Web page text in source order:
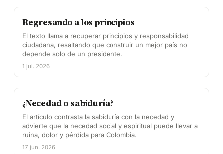
Regresando a los principios
El texto llama a recuperar principios y responsabilidad
ciudadana, resaltando que construir un mejor país no
depende solo de un presidente.
1 jul. 2026
¿Necedad o sabiduría?
El artículo contrasta la sabiduría con la necedad y
advierte que la necedad social y espiritual puede llevar a
ruina, dolor y pérdida para Colombia.
17 jun. 2026